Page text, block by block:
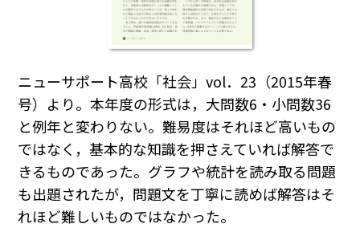
ニューサポート高校「社会」vol．23（2015年春
号）より。本年度の形式は，大問数6・小問数36
と例年と変わりない。難易度はそれほど高いもの
ではなく，基本的な知識を押さえていれば解答で
きるものであった。グラフや統計を読み取る問題
も出題されたが，問題文を丁寧に読めば解答はそ
れほど難しいものではなかった。